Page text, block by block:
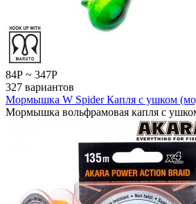
84Р ~ 347Р
327 вариантов
Мормышка W Spider Капля с ушком
Мормышка вольфрамовая капля с